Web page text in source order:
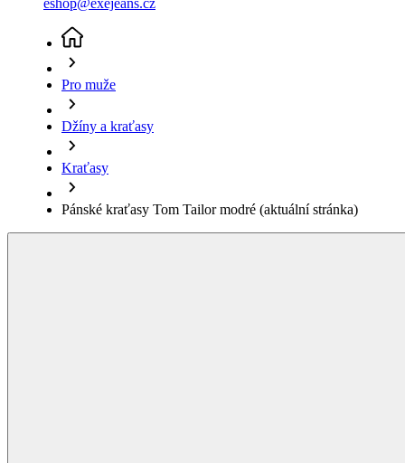
Pro muže
Džíny a kraťasy
Kraťasy
Pánské kraťasy Tom Tailor modré